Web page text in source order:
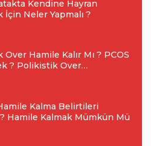
Kendine Hayran
İçin Neler Yapmalı ?
Hamile Kalır Mı ? PCOS
? Polikistik Over…
Kalma Belirtileri
Hamile Kalmak Mümkün Mü